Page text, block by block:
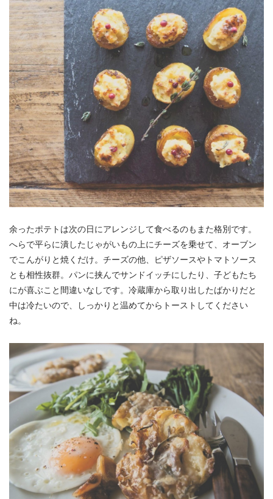
余ったポテトは次の日にアレンジして食べるのもまた格別です。
へらで平らに潰したじゃがいもの上にチーズを乗せて、オーブン
でこんがりと焼くだけ。チーズの他、ピザソースやトマトソース
とも相性抜群。パンに挟んでサンドイッチにしたり、子どもたち
にが喜ぶこと間違いなしです。冷蔵庫から取り出したばかりだと
中は冷たいので、しっかりと温めてからトーストしてください
ね。